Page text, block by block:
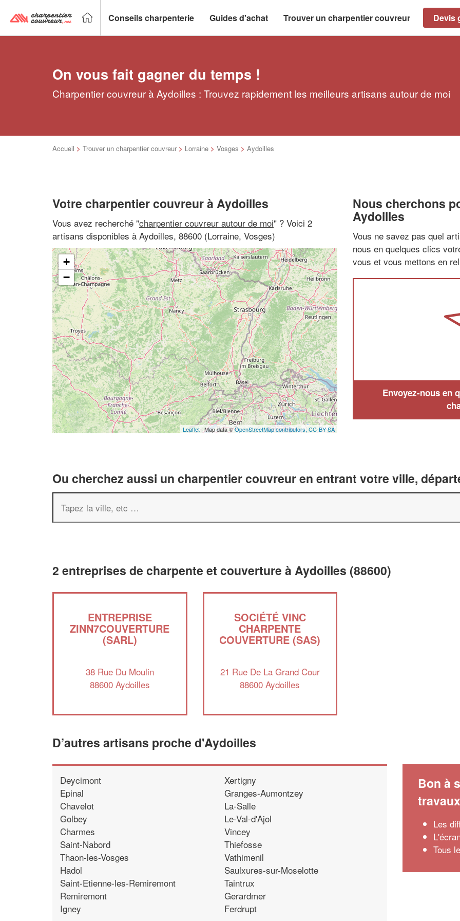
Conseils charpenterie Guides d'achat Trouver un charpentier couvreur Devis
On vous fait gagner du temps !
Charpentier couvreur à Aydoilles : Trouvez rapidement les meilleurs artisans autour de moi
Accueil > Trouver un charpentier couvreur > Lorraine > Vosges > Aydoilles
Votre charpentier couvreur à Aydoilles
Vous avez recherché "charpentier couvreur autour de moi" ? Voici 2
artisans disponibles à Aydoilles, 88600 (Lorraine, Vosges)
+
−
Leaflet | Map data ©OpenStreetMap contributors, CC-BY-SA
Nous cherchons
Aydoilles
Vous ne savez pas quel
nous en quelques clics
vous et vous mettons en
Envoyez-nous en
Ou cherchez aussi un charpentier couvreur en entrant votre ville,
2 entreprises de charpente et couverture à Aydoilles (88600)
ENTREPRISE
ZINN7COUVERTURE
(SARL)
38 Rue Du Moulin
88600 Aydoilles
SOCIÉTÉ VINC
CHARPENTE
COUVERTURE (SAS)
21 Rue De La Grand Cour
88600 Aydoilles
D’autres artisans proche d'Aydoilles
Deycimont
Epinal
Chavelot
Golbey
Charmes
Saint-Nabord
Thaon-les-Vosges
Hadol
Saint-Etienne-les-Remiremont
Remiremont
Igney
Xertigny
Granges-Aumontzey
La-Salle
Le-Val-d'Ajol
Vincey
Thiefosse
Vathimenil
Saulxures-sur-Moselotte
Taintrux
Gerardmer
Ferdrupt
Bon à
travaux
Les
Tous